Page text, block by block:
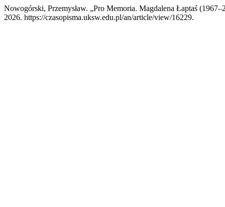
Nowogórski, Przemysław. „Pro Memoria. Magdalena Łaptaś
2026. https://czasopisma.uksw.edu.pl/an/article/view/16229.